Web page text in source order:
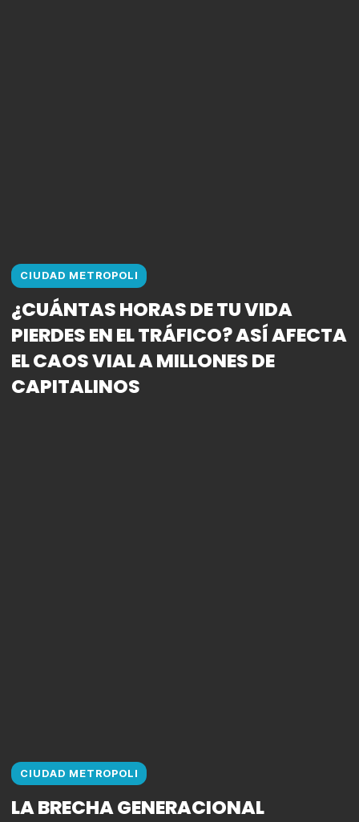
CIUDAD METROPOLI
¿CUÁNTAS HORAS DE TU VIDA
PIERDES EN EL TRÁFICO? ASÍ AFECTA
EL CAOS VIAL A MILLONES DE
CAPITALINOS
CIUDAD METROPOLI
LA BRECHA GENERACIONAL